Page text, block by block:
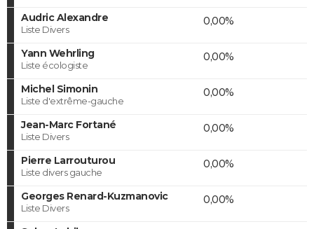
Audric Alexandre
Liste Divers
0,00%
Yann Wehrling
Liste écologiste
0,00%
Michel Simonin
Liste d'extrême-gauche
0,00%
Jean-Marc Fortané
Liste Divers
0,00%
Pierre Larrouturou
Liste divers gauche
0,00%
Georges Renard-Kuzmanovic
Liste Divers
0,00%